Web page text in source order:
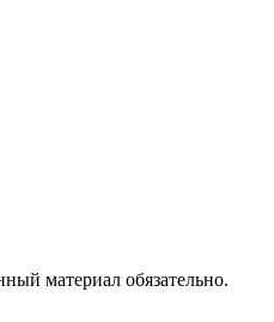
материал обязательно.